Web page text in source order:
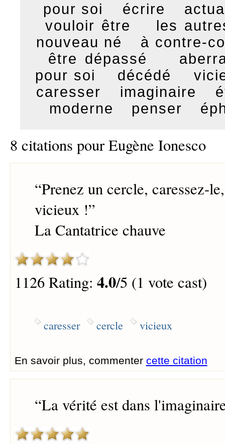
pour soi écrire
vouloir être
les
nouveau né
à contre-
être dépassé
pour soi
décédé
caresser
imaginaire
moderne
penser
8 citations pour Eugène Ionesco
“Prenez un cercle, caressez-
vicieux !”
La Cantatrice chauve
1126 Rating: 4.0/5 (1 vote cast)
caresser cercle vicieux
En savoir plus, commenter cette citation
“La vérité est dans